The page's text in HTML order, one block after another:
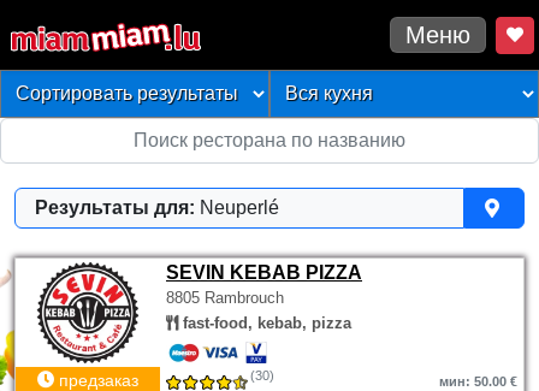
Меню
Результаты для: Neuperlé
SEVIN KEBAB PIZZA
8805 Rambrouch
fast-food, kebab, pizza
предзаказ (30) мин: 50.00 €